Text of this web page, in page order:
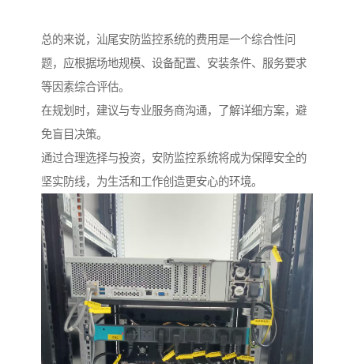
总的来说，汕尾安防监控系统的费用是一个综合性问
题，应根据场地规模、设备配置、安装条件、服务要求
等因素综合评估。
在规划时，建议与专业服务商沟通，了解详细方案，避
免盲目决策。
通过合理选择与投资，安防监控系统将成为保障安全的
坚实防线，为生活和工作创造更安心的环境。